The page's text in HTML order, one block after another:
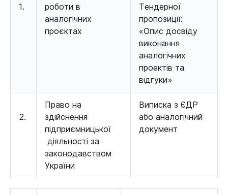
1.
роботи в
аналогічних
проєктах
Тендерної
пропозиції:
«Опис досвіду
виконання
аналогічних
проектів та
відгуки»
2.
Право на
здійснення
підприємницької
діяльності за
законодавством
України
Виписка з ЄДР
або аналогічний
документ